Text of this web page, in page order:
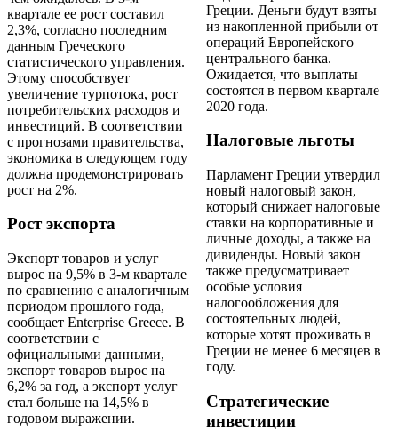
квартале ее рост составил
2,3%, согласно последним
данным Греческого
статистического управления.
Этому способствует
увеличение турпотока, рост
потребительских расходов и
инвестиций. В соответствии
с прогнозами правительства,
экономика в следующем году
должна продемонстрировать
рост на 2%.
Рост экспорта
Экспорт товаров и услуг
вырос на 9,5% в 3-м квартале
по сравнению с аналогичным
периодом прошлого года,
сообщает Enterprise Greece. В
соответствии с
официальными данными,
экспорт товаров вырос на
6,2% за год, а экспорт услуг
стал больше на 14,5% в
годовом выражении.
Греции. Деньги будут взяты
из накопленной прибыли от
операций Европейского
центрального банка.
Ожидается, что выплаты
состоятся в первом квартале
2020 года.
Налоговые льготы
Парламент Греции утвердил
новый налоговый закон,
который снижает налоговые
ставки на корпоративные и
личные доходы, а также на
дивиденды. Новый закон
также предусматривает
особые условия
налогообложения для
состоятельных людей,
которые хотят проживать в
Греции не менее 6 месяцев в
году.
Стратегические
инвестиции